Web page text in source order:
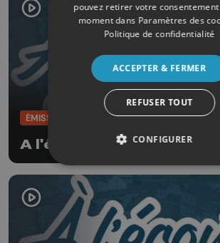
ÉMISSIONS
A l'écoute de nos rivières
pouvez retirer votre
moment dans Paramètres des
Politique de confidentialité
ACCEPTER & FERMER
REFUSER TOUT
CONFIGURER